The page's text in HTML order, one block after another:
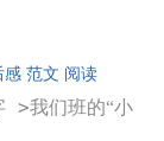
感 范文 阅读
>我们班的“小